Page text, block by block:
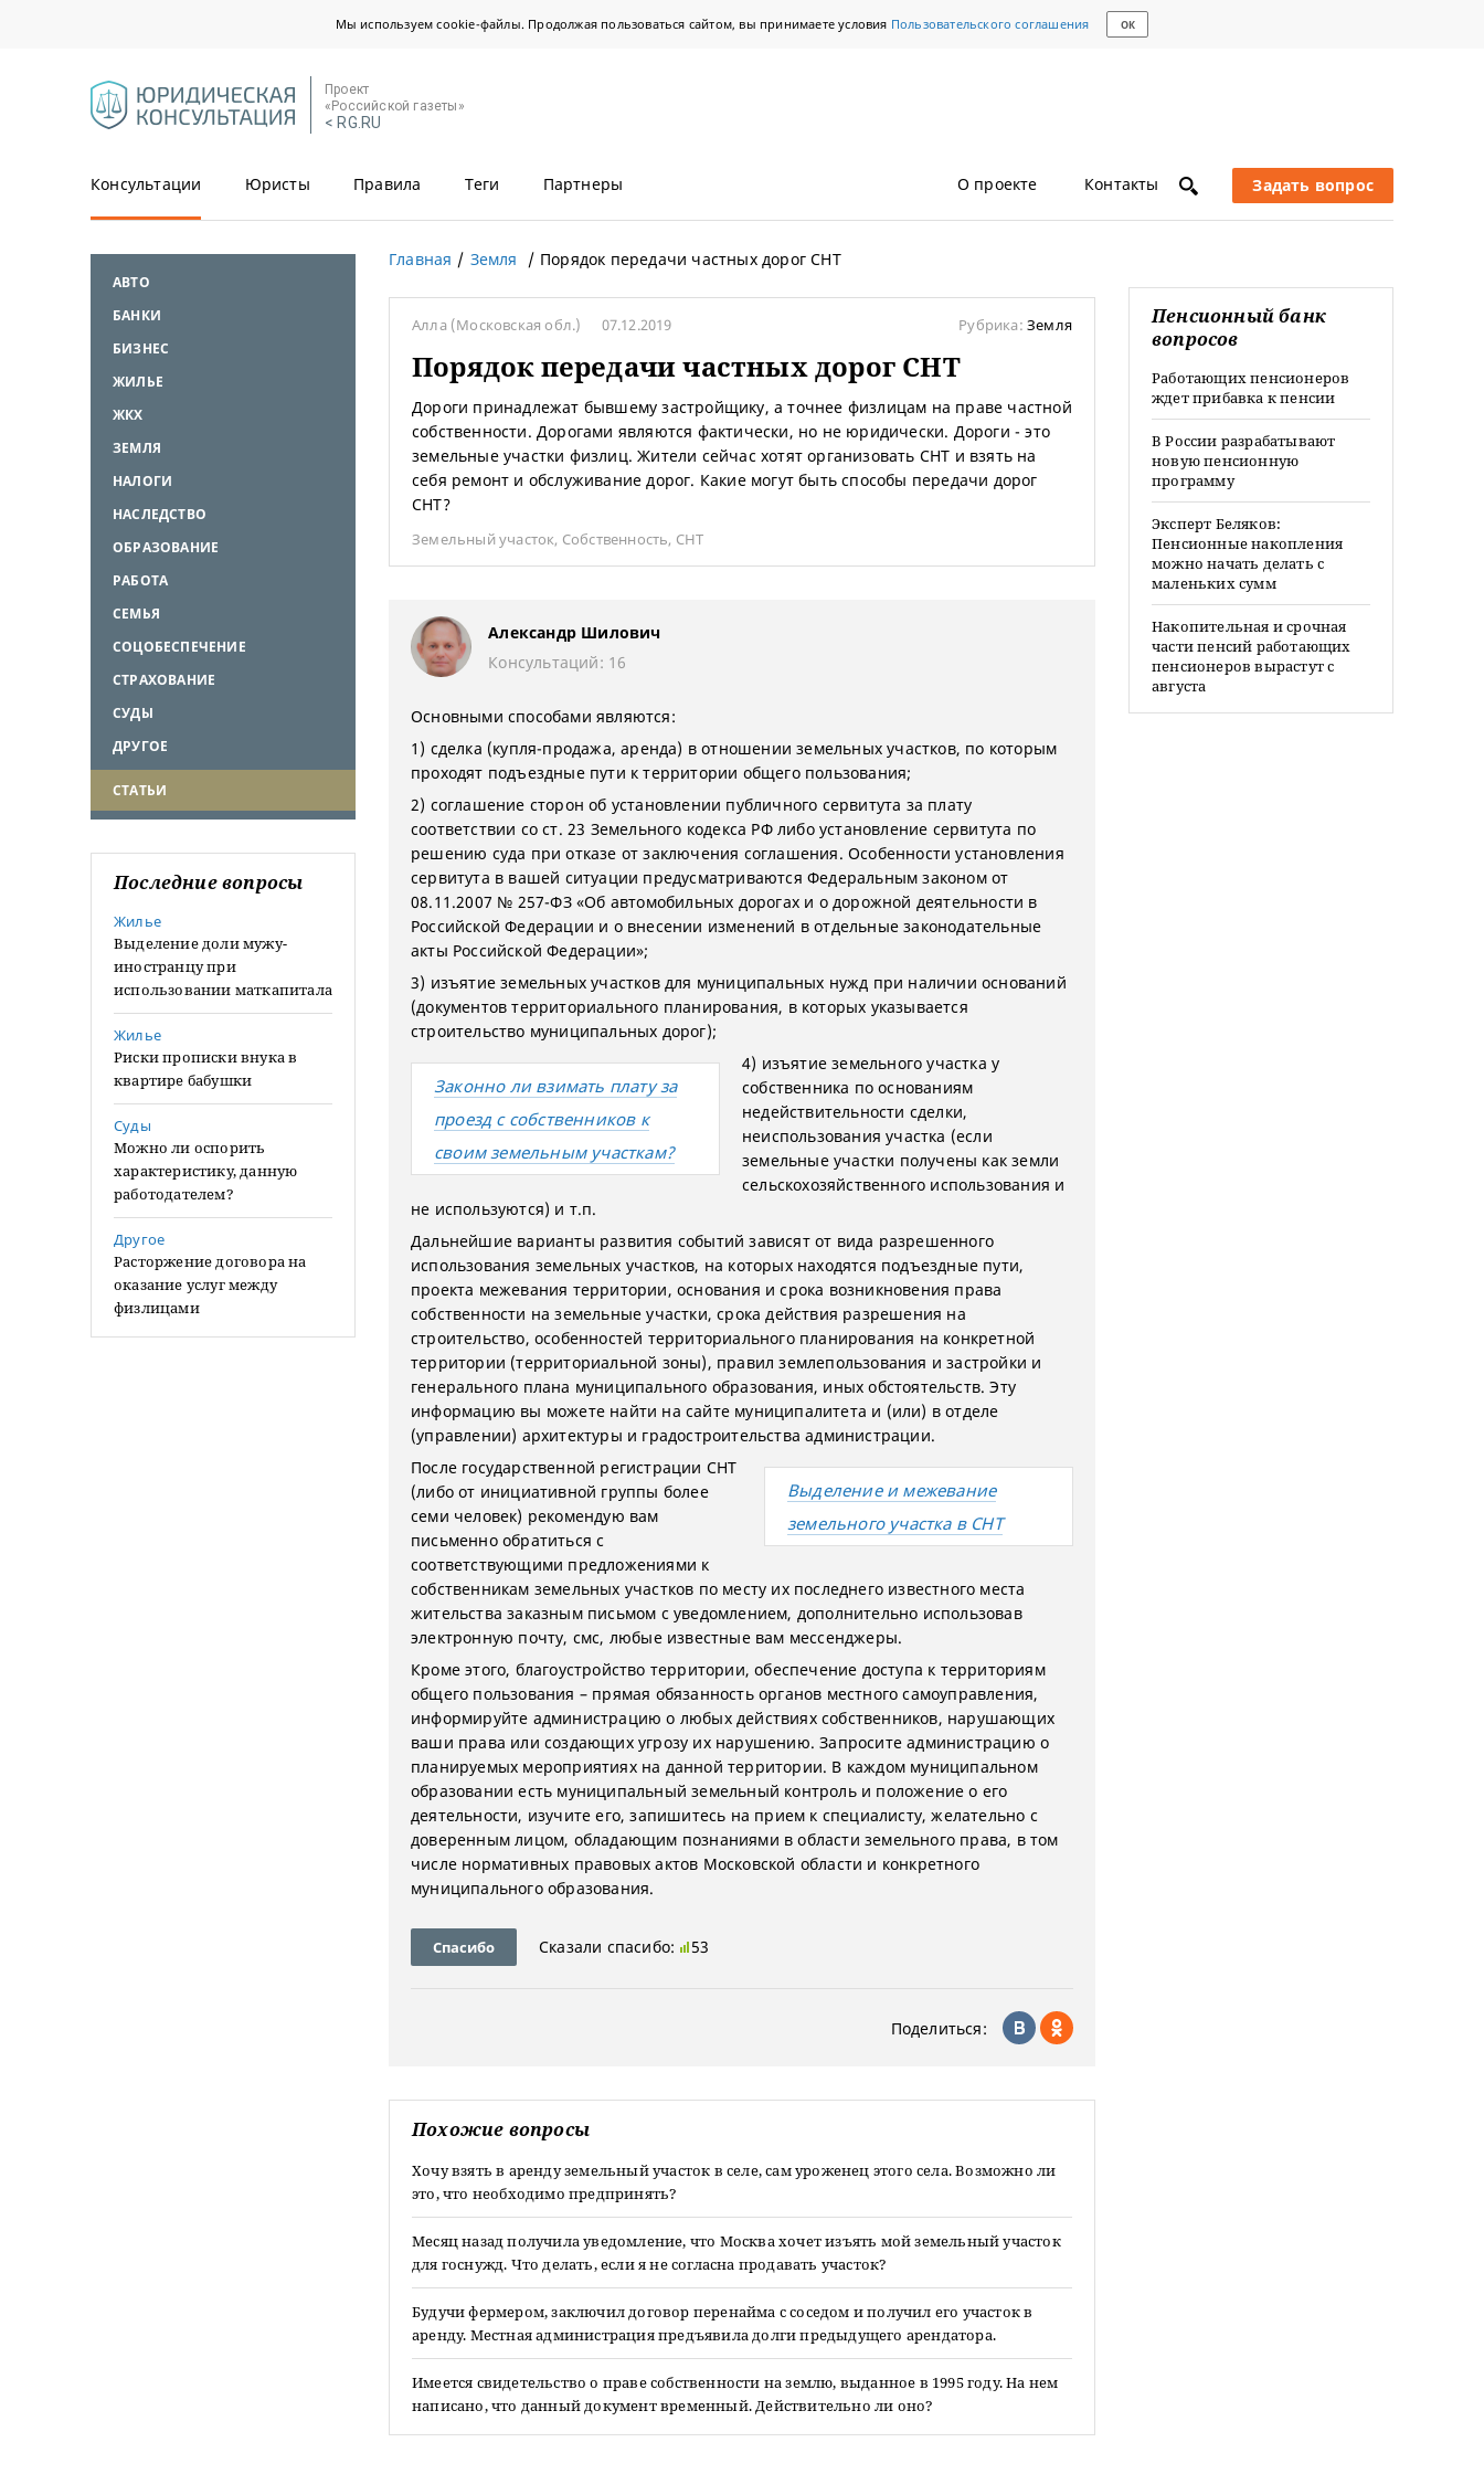
Мы используем cookie-файлы. Продолжая пользоваться сайтом, вы принимаете условия Пользовательского соглашения ОК
Проект
«Российской газеты»
< RG.RU
Консультации Юристы Правила Теги Партнеры О проекте Контакты Задать вопрос
АВТО
БАНКИ
БИЗНЕС
ЖИЛЬЕ
ЖКХ
ЗЕМЛЯ
НАЛОГИ
НАСЛЕДСТВО
ОБРАЗОВАНИЕ
РАБОТА
СЕМЬЯ
СОЦОБЕСПЕЧЕНИЕ
СТРАХОВАНИЕ
СУДЫ
ДРУГОЕ
СТАТЬИ
Последние вопросы
Жилье
Выделение доли мужу-
иностранцу при
использовании маткапитала
Жилье
Риски прописки внука в
квартире бабушки
Суды
Можно ли оспорить
характеристику, данную
работодателем?
Другое
Расторжение договора на
оказание услуг между
физлицами
Главная Земля Порядок передачи частных дорог СНТ
Алла(Московская обл.) 07.12.2019 Рубрика: Земля
Порядок передачи частных дорог СНТ
Дороги принадлежат бывшему застройщику, а точнее физлицам на праве частной
собственности. Дорогами являются фактически, но не юридически. Дороги - это
земельные участки физлиц. Жители сейчас хотят организовать СНТ и взять на
себя ремонт и обслуживание дорог. Какие могут быть способы передачи дорог
СНТ?
Земельный участок, Собственность, СНТ
Александр Шилович
Консультаций: 16
Основными способами являются:
1) сделка (купля-продажа, аренда) в отношении земельных участков, по которым
проходят подъездные пути к территории общего пользования;
2) соглашение сторон об установлении публичного сервитута за плату
соответствии со ст. 23 Земельного кодекса РФ либо установление сервитута по
решению суда при отказе от заключения соглашения. Особенности установления
сервитута в вашей ситуации предусматриваются Федеральным законом от
08.11.2007 № 257-ФЗ «Об автомобильных дорогах и о дорожной деятельности в
Российской Федерации и о внесении изменений в отдельные законодательные
акты Российской Федерации»;
3) изъятие земельных участков для муниципальных нужд при наличии оснований
(документов территориального планирования, в которых указывается
строительство муниципальных дорог);
Законно ли взимать плату за
проезд с собственников к
своим земельным участкам?
4) изъятие земельного участка у
собственника по основаниям
недействительности сделки,
неиспользования участка (если
земельные участки получены как земли
сельскохозяйственного использования и
не используются) и т.п.
Дальнейшие варианты развития событий зависят от вида разрешенного
использования земельных участков, на которых находятся подъездные пути,
проекта межевания территории, основания и срока возникновения права
собственности на земельные участки, срока действия разрешения на
строительство, особенностей территориального планирования на конкретной
территории (территориальной зоны), правил землепользования и застройки и
генерального плана муниципального образования, иных обстоятельств. Эту
информацию вы можете найти на сайте муниципалитета и (или) в отделе
(управлении) архитектуры и градостроительства администрации.
Выделение и межевание
земельного участка в СНТ
После государственной регистрации СНТ
(либо от инициативной группы более
семи человек) рекомендую вам
письменно обратиться с
соответствующими предложениями к
собственникам земельных участков по месту их последнего известного места
жительства заказным письмом с уведомлением, дополнительно использовав
электронную почту, смс, любые известные вам мессенджеры.
Кроме этого, благоустройство территории, обеспечение доступа к территориям
общего пользования – прямая обязанность органов местного самоуправления,
информируйте администрацию о любых действиях собственников, нарушающих
ваши права или создающих угрозу их нарушению. Запросите администрацию о
планируемых мероприятиях на данной территории. В каждом муниципальном
образовании есть муниципальный земельный контроль и положение о его
деятельности, изучите его, запишитесь на прием к специалисту, желательно с
доверенным лицом, обладающим познаниями в области земельного права, в том
числе нормативных правовых актов Московской области и конкретного
муниципального образования.
Спасибо Сказали спасибо: 53
Поделиться:
Похожие вопросы
Хочу взять в аренду земельный участок в селе, сам уроженец этого села. Возможно ли
это, что необходимо предпринять?
Месяц назад получила уведомление, что Москва хочет изъять мой земельный участок
для госнужд. Что делать, если я не согласна продавать участок?
Будучи фермером, заключил договор перенайма с соседом и получил его участок в
аренду. Местная администрация предъявила долги предыдущего арендатора.
Имеется свидетельство о праве собственности на землю, выданное в 1995 году. На нем
написано, что данный документ временный. Действительно ли оно?
Пенсионный банк
вопросов
Работающих пенсионеров
ждет прибавка к пенсии
В России разрабатывают
новую пенсионную
программу
Эксперт Беляков:
Пенсионные накопления
можно начать делать с
маленьких сумм
Накопительная и срочная
части пенсий работающих
пенсионеров вырастут с
августа